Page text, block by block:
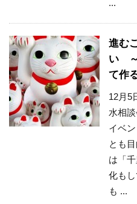
...
進む
い ～
て作
12月5
水相
イベ
とも
は「
化も
も ...